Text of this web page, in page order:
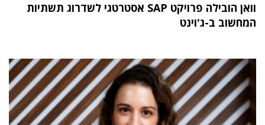
וואן הובילה פרויקט SAP אסטרטגי לשדרוג תשתיות
המחשוב ב-ג'וינט